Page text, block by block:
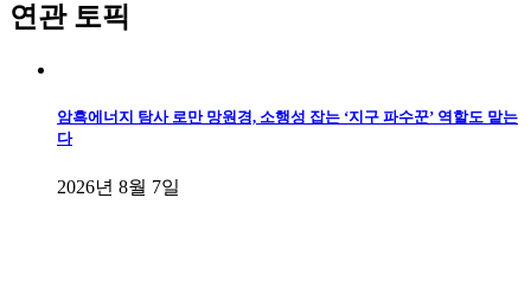
연관 토픽
암흑에너지 탐사 로만 망원경, 소행성 잡는 ‘지구 파수꾼’ 역할도 맡는
다
2026년 8월 7일